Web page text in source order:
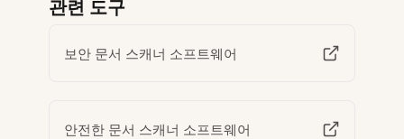
관련 도구
보안 문서 스캐너 소프트웨어
안전한 문서 스캐너 소프트웨어